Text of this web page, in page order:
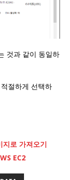
것과 같이 동일하
절하게 선택하
로 가져오기
EC2